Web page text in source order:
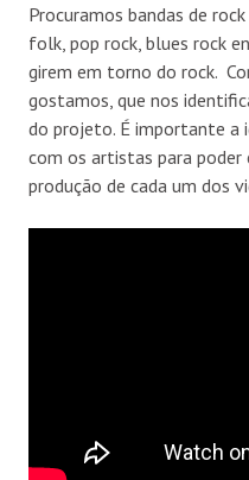
Procuramos bandas de
folk, pop rock, blues rock
girem em torno do rock.
gostamos, que nos
do projeto. É importante a
com os artistas para
produção de cada um dos